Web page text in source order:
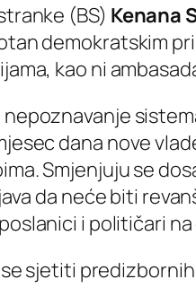
(BS) Kenana
demokratskim
kao ni
dana nove
Smjenjuju se
da neće biti
i političari
sjetiti